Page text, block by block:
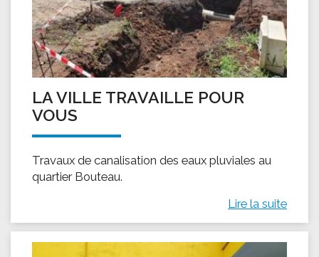
LA VILLE TRAVAILLE POUR
VOUS
Travaux de canalisation des eaux pluviales au
quartier Bouteau.
Lire la suite